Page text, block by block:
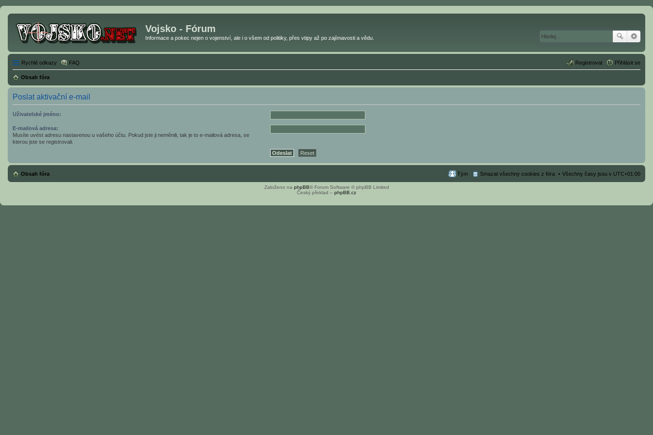
Vojsko - Fórum
Informace a pokec nejen o vojenství, ale i o všem od politiky, přes vtipy až po zajímavosti a vědu.
Rychlé odkazy FAQ Přihlásit se
Registrovat
Obsah fóra
Poslat aktivační e-mail
Uživatelské jméno:
E-mailová adresa:
Musíte uvést adresu nastavenou u vašeho účtu. Pokud jste ji neměnili, tak je to e-mailová adresa, se
kterou jste se registrovali.
Obsah fóra Všechny časy jsou v UTC+01:00
Smazat všechny cookies z fóra
Tým
Založeno na phpBB® Forum Software © phpBB Limited
Český překlad – phpBB.cz